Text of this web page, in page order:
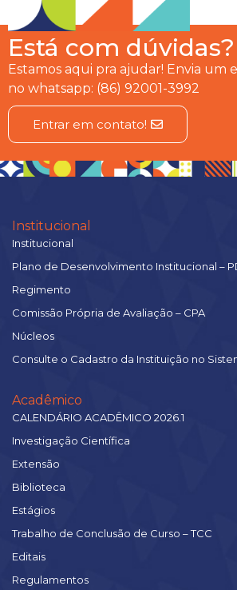
Está com dúvidas?
Estamos aqui pra ajudar! Envia um
no whatsapp: (86) 92001-3992
Entrar em contato!
Institucional
Institucional
Plano de Desenvolvimento Institucional –
Regimento
Comissão Própria de Avaliação – CPA
Núcleos
Consulte o Cadastro da Instituição no
Acadêmico
CALENDÁRIO ACADÊMICO 2026.1
Investigação Científica
Extensão
Biblioteca
Estágios
Trabalho de Conclusão de Curso – TCC
Editais
Regulamentos